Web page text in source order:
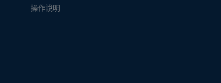
操作說明